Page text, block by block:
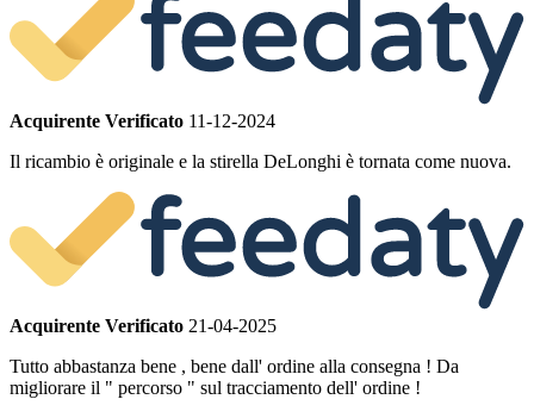
Acquirente Verificato 11-12-2024
Il ricambio è originale e la stirella DeLonghi è tornata come nuova.
Acquirente Verificato 21-04-2025
Tutto abbastanza bene , bene dall' ordine alla consegna ! Da
migliorare il " percorso " sul tracciamento dell' ordine !